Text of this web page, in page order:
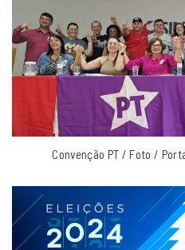
Convenção PT / Foto /